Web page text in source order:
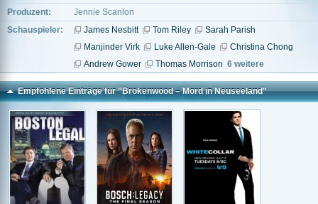
Produzent:
Jennie Scanlon
Schauspieler:
James Nesbitt Tom Riley
Sarah Parish
Manjinder Virk
Luke Allen-Gale
Christina Chong
Andrew Gower
Thomas Morrison 6 weitere
Empfohlene Einträge für "Brokenwood – Mord in Neuseeland"